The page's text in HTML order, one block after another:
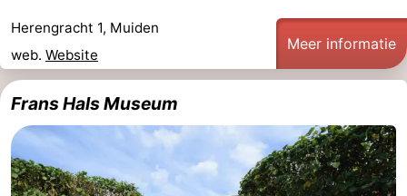
Herengracht 1, Muiden
web. Website
Meer informatie
Frans Hals Museum